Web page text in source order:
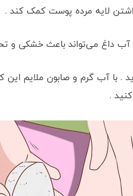
لایه مرده پوست کمک کند .
آب داغ می‌تواند باعث خشکی و
. با آب گرم و صابون ملایم این
.